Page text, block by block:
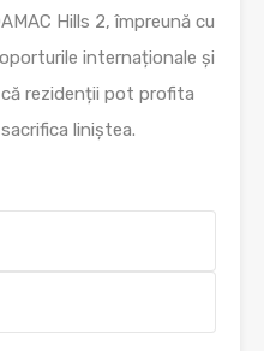
Hills 2, împreună cu
internaționale și
rezidenții pot profita
liniștea.